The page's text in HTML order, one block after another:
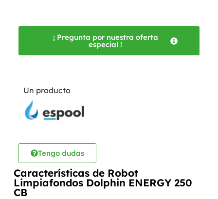
¡ Pregunta por nuestra oferta
especial !
Un producto
Tengo dudas
Características de Robot
Limpiafondos Dolphin ENERGY 250
CB